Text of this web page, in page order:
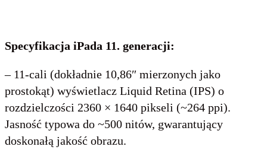
Specyfikacja iPada 11. generacji:
– 11-cali (dokładnie 10,86″ mierzonych jako
prostokąt) wyświetlacz Liquid Retina (IPS) o
rozdzielczości 2360 × 1640 pikseli (~264 ppi).
Jasność typowa do ~500 nitów, gwarantujący
doskonałą jakość obrazu.